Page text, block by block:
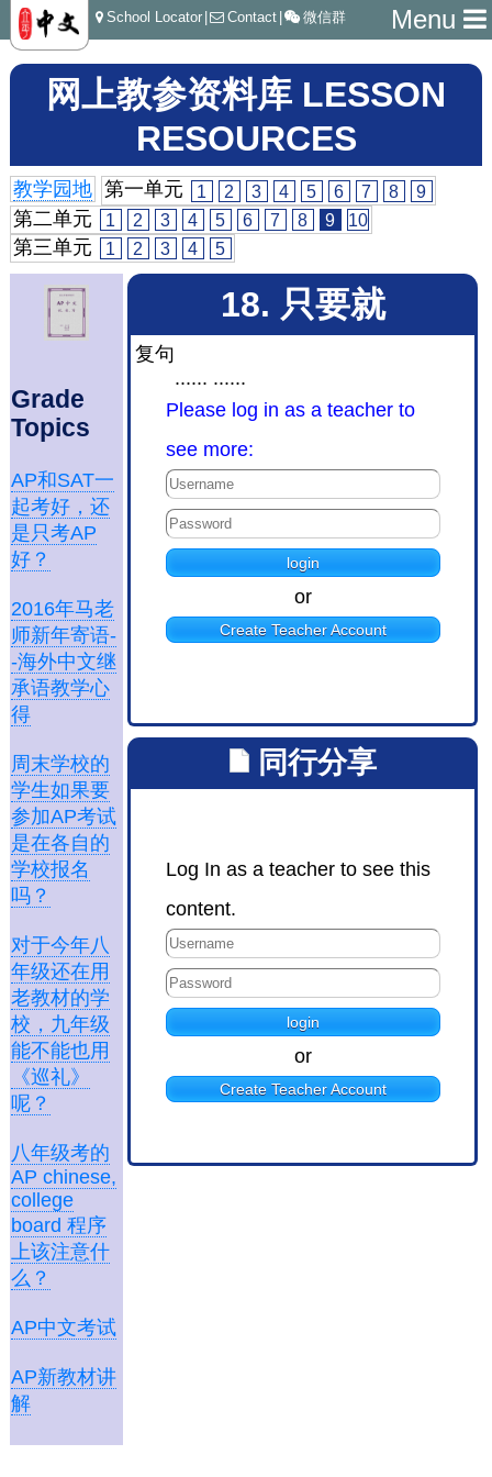
Menu
School Locator Contact 微信群
网上教参资料库 LESSON
RESOURCES
教学园地 第一单元 1 2 3 4 5 6 7 8 9
第二单元 1 2 3 4 5 6 7 8 9 10
第三单元 1 2 3 4 5
Grade
Topics
AP和SAT一
起考好，还
是只考AP
好？
2016年马老
师新年寄语-
-海外中文继
承语教学心
得
周末学校的
学生如果要
参加AP考试
是在各自的
学校报名
吗？
对于今年八
年级还在用
老教材的学
校，九年级
能不能也用
《巡礼》
呢？
八年级考的
AP chinese,
college
board 程序
上该注意什
么？
AP中文考试
AP新教材讲
解
18. 只要就
复句
...... ......
Please log in as a teacher to
see more:
or
Create Teacher Account
同行分享
Log In as a teacher to see this
content.
or
Create Teacher Account